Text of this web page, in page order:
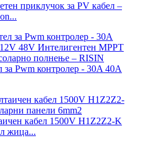
приклучок за PV кабел –
за Pwm контролер - 30A 40A
кабел 1500V H1Z2Z2-K
жица...